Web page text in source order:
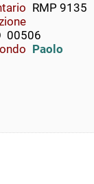
RMP 9135
00506
Paolo